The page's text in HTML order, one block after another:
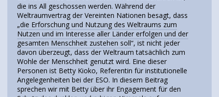
die ins All geschossen werden. Während der
Weltraumvertrag der Vereinten Nationen besagt, dass
„die Erforschung und Nutzung des Weltraums zum
Nutzen und im Interesse aller Länder erfolgen und der
gesamten Menschheit zustehen soll“, ist nicht jeder
davon überzeugt, dass der Weltraum tatsächlich zum
Wohle der Menschheit genutzt wird. Eine dieser
Personen ist Betty Kioko, Referentin für institutionelle
Angelegenheiten bei der ESO. In diesem Beitrag
sprechen wir mit Betty über ihr Engagement für den